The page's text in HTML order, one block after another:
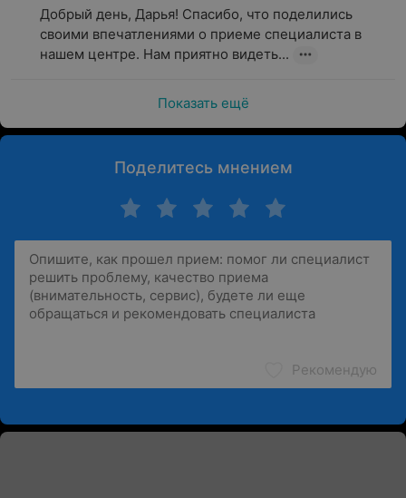
Добрый день, Дарья! Спасибо, что поделились
своими впечатлениями о приеме специалиста в
нашем центре. Нам приятно видеть...
Показать ещё
Поделитесь мнением
Рекомендую